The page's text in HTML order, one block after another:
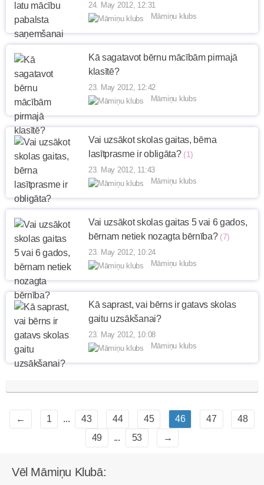
24. May 2012, 12:31
Māmiņu klubs
Kā sagatavot bērnu mācībām pirmajā
klasītē?
23. May 2012, 12:42
Māmiņu klubs
Vai uzsākot skolas gaitas, bērna
lasītprasme ir obligāta? (1)
23. May 2012, 11:43
Māmiņu klubs
Vai uzsākot skolas gaitas 5 vai 6 gados,
bērnam netiek nozagta bērnība? (7)
23. May 2012, 10:24
Māmiņu klubs
Kā saprast, vai bērns ir gatavs skolas
gaitu uzsākšanai?
23. May 2012, 10:08
Māmiņu klubs
← 1 ... 43 44 45 46 47
48
49
... 53 →
Vēl Māmiņu Klubā: